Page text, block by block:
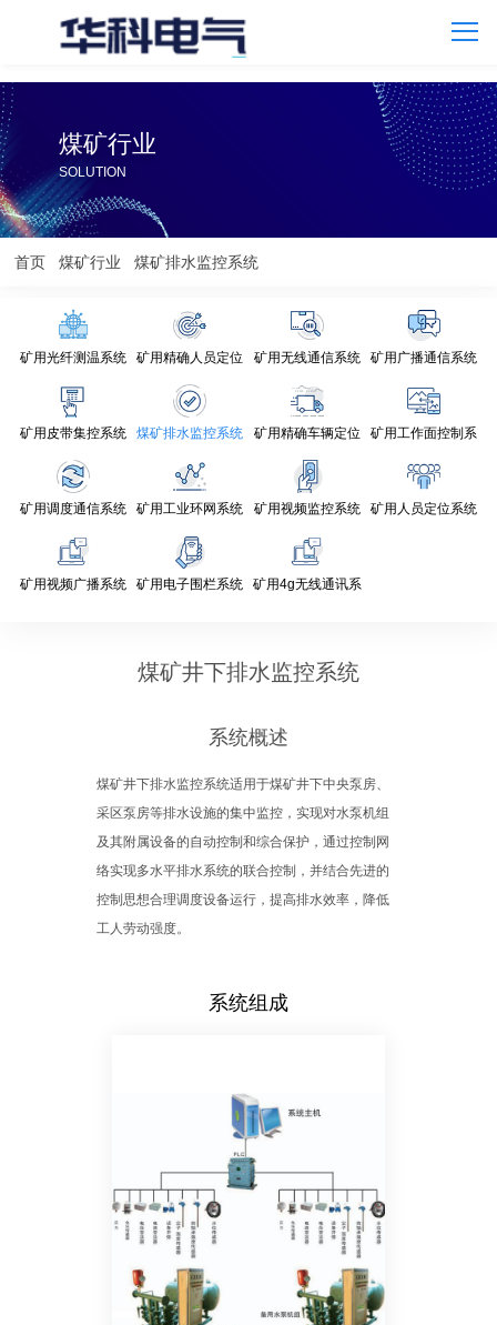
煤矿行业
SOLUTION
首页 煤矿行业 煤矿排水监控系统
矿用光纤测温系统 矿用精确人员定位 矿用无线通信系统 矿用广播通信系统
矿用皮带集控系统 煤矿排水监控系统 矿用精确车辆定位
矿用工作面控制系
矿用调度通信系统 矿用工业环网系统 矿用视频监控系统 矿用人员定位系统
矿用视频广播系统 矿用电子围栏系统
矿用4g无线通讯系
煤矿井下排水监控系统
系统概述
煤矿井下排水监控系统适用于煤矿井下中央泵房、
采区泵房等排水设施的集中监控，实现对水泵机组
及其附属设备的自动控制和综合保护，通过控制网
络实现多水平排水系统的联合控制，并结合先进的
控制思想合理调度设备运行，提高排水效率，降低
工人劳动强度。
系统组成